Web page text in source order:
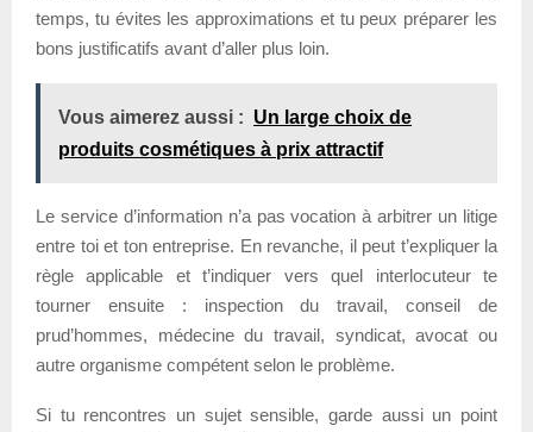
temps, tu évites les approximations et tu peux préparer les
bons justificatifs avant d’aller plus loin.
Vous aimerez aussi : Un large choix de
produits cosmétiques à prix attractif
Le service d’information n’a pas vocation à arbitrer un litige
entre toi et ton entreprise. En revanche, il peut t’expliquer la
règle applicable et t’indiquer vers quel interlocuteur te
tourner ensuite : inspection du travail, conseil de
prud’hommes, médecine du travail, syndicat, avocat ou
autre organisme compétent selon le problème.
Si tu rencontres un sujet sensible, garde aussi un point